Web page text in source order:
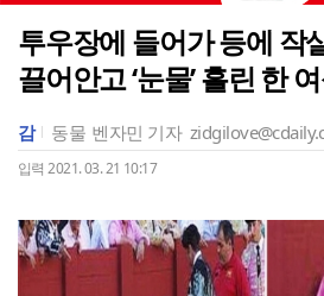
투우장에 들어가 등에 작
끌어안고 ‘눈물’ 흘린 한
감 동물 벤자민 기자
입력 2021. 03. 21 10:17